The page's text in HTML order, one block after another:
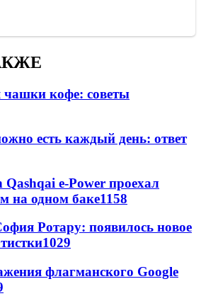
чашки кофе: советы
есть каждый день: ответ
e-Power проехал
на одном баке1158
Ротару: появилось новое
1029
флагманского Google